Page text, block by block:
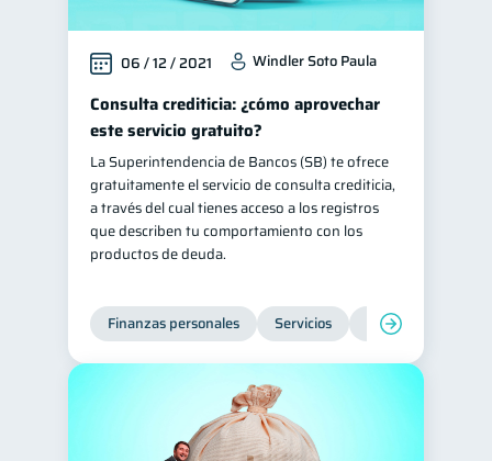
06 / 12 / 2021 Windler Soto Paula
Consulta crediticia: ¿cómo aprovechar
este servicio gratuito?
La Superintendencia de Bancos (SB) te ofrece
gratuitamente el servicio de consulta crediticia,
a través del cual tienes acceso a los registros
que describen tu comportamiento con los
productos de deuda.
Finanzas personales Servicios Inclusión financiera